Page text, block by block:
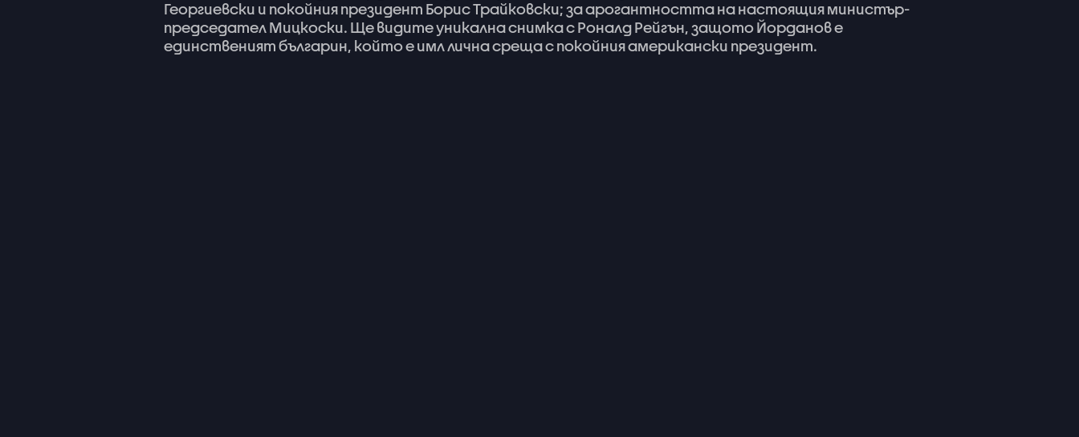
Георгиевски и покойнияпрезидент БорисТрайковски; заарогантносттананастоящияминистър-
председателМицкоски. ЩевидитеуникалнаснимкасРоналдРейгън, защотоЙорданове
единствениятбългарин, койтоеимлличнасрещаспокойнияамерикански президент.